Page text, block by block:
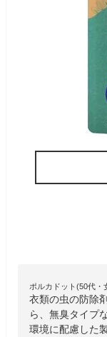
ポルカドット(50代・
衣類の虫の防除
ら、無臭タイプ
環境に配慮した